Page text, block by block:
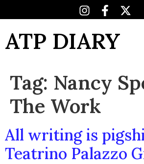
ATP DIARY
Tag: Nancy
The Work
All writing is
Teatrino Palazzo